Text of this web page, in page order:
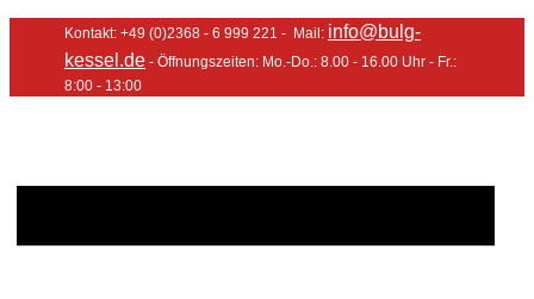
Kontakt: +49 (0)2368 - 6 999 221 - Mail: info@bulg-
kessel.de - Öffnungszeiten: Mo.-Do.: 8.00 - 16.00 Uhr - Fr.:
8:00 - 13:00